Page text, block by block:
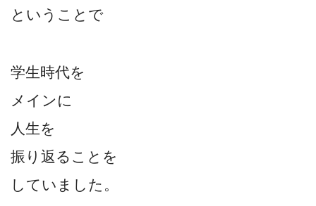
ということで
学生時代を
メインに
人生を
振り返ることを
していました。